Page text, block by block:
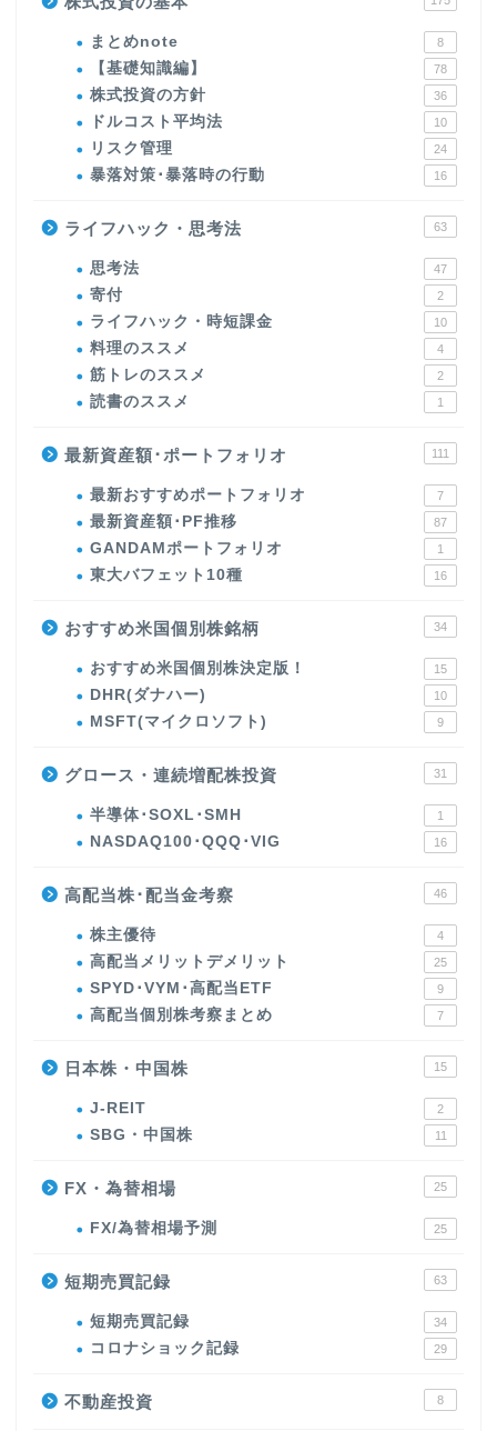
まとめnote 8
【基礎知識編】 78
株式投資の方針 36
ドルコスト平均法 10
リスク管理 24
暴落対策･暴落時の行動 16
ライフハック・思考法 63
思考法 47
寄付 2
ライフハック・時短課金 10
料理のススメ 4
筋トレのススメ 2
読書のススメ 1
最新資産額･ポートフォリオ 111
最新おすすめポートフォリオ 7
最新資産額･PF推移 87
GANDAMポートフォリオ 1
東大バフェット10種 16
おすすめ米国個別株銘柄 34
おすすめ米国個別株決定版！ 15
DHR(ダナハー) 10
MSFT(マイクロソフト) 9
グロース・連続増配株投資 31
半導体･SOXL･SMH 1
NASDAQ100･QQQ･VIG 16
高配当株･配当金考察 46
株主優待 4
高配当メリットデメリット 25
SPYD･VYM･高配当ETF 9
高配当個別株考察まとめ 7
日本株・中国株 15
J-REIT 2
SBG・中国株 11
FX・為替相場 25
FX/為替相場予測 25
短期売買記録 63
短期売買記録 34
コロナショック記録 29
不動産投資 8